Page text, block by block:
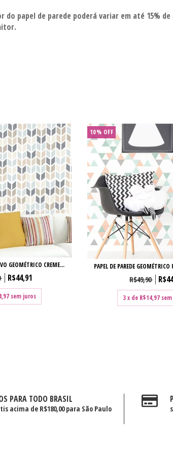
do papel de parede poderá variar em até 15%
GEOMÉTRICO CREME...
R$44,91
sem juros
10% OFF
PAPEL DE PAREDE
R$49,90
3x de R$14,97
PARA TODO BRASIL
acima de R$180,00 para São Paulo